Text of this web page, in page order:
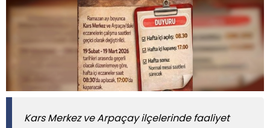
Kars Merkez ve Arpaçay ilçelerinde faaliyet